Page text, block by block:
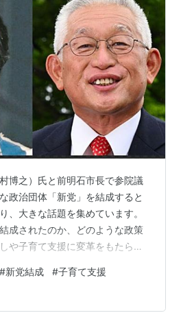
博之）氏と前明石市長で参院議
政治団体「新党」を結成すると
、大きな話題を集めています。
成されたのか、どのような政策
や子育て支援に変革をもたらす
、結成の主な理由は古い政治構
効性のある生活支援や子育て無
#新党結成 #子育て支援